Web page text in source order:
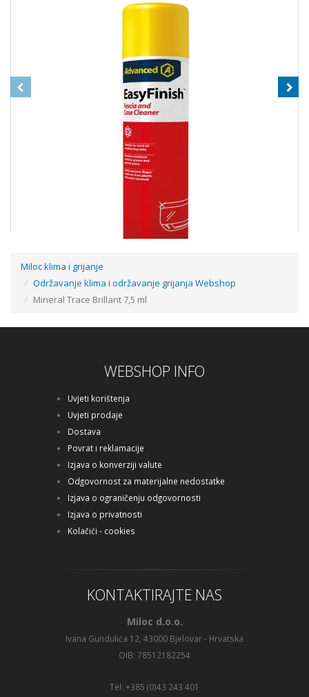
EASY FINISH (600 ML) - SREDSTVO ZA ČIŠĆENJE MASKE KLIMA
UREĐAJA
25,19 €
Dodaj u košaricu
Miloc klima i grijanje
Održavanje klima i održavanje grijanja Webshop
Mineral Trace Brillant 7,5 ml
WEBSHOP INFO
Uvjeti korištenja
Uvjeti prodaje
Dostava
Povrat i reklamacije
Izjava o konverziji valute
Odgovornost za materijalne nedostatke
Izjava o ograničenju odgovornosti
Izjava o privatnosti
Kolačići - cookies
KONTAKTIRAJTE NAS
Miloc d.o.o.
Ivana Gundulića 12, 43000 Bjelovar - Hrvatska
OIB: 78512182254
Tel: +385 (0)43 243 401